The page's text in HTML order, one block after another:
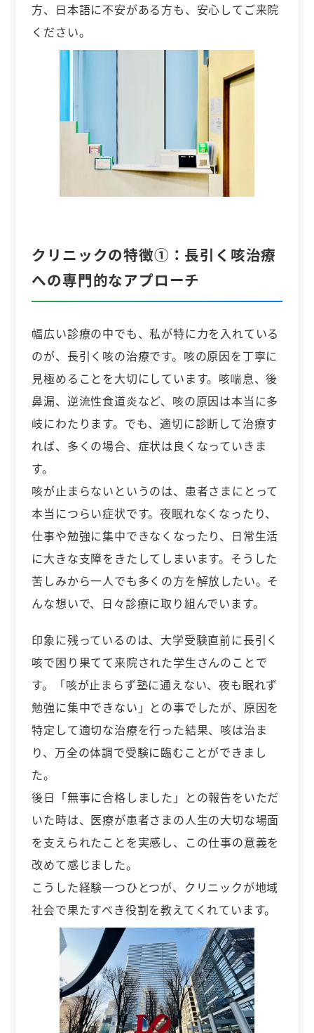
方、日本語に不安がある方も、安心してご来院
ください。
クリニックの特徴①： 長引く咳治療
への専門的なアプローチ
幅広い診療の中でも、私が特に力を入れている
のが、長引く咳の治療です。咳の原因を丁寧に
見極めることを大切にしています。咳喘息、後
鼻漏、逆流性食道炎など、咳の原因は本当に多
岐にわたります。でも、適切に診断して治療す
れば、多くの場合、症状は良くなっていきま
す。
咳が止まらないというのは、患者さまにとって
本当につらい症状です。夜眠れなくなったり、
仕事や勉強に集中できなくなったり、日常生活
に大きな支障をきたしてしまいます。そうした
苦しみから一人でも多くの方を解放したい。そ
んな想いで、日々診療に取り組んでいます。
印象に残っているのは、大学受験直前に長引く
咳で困り果てて来院された学生さんのことで
す。「咳が止まらず塾に通えない、夜も眠れず
勉強に集中できない」との事でしたが、原因を
特定して適切な治療を行った結果、咳は治ま
り、万全の体調で受験に臨むことができまし
た。
後日「無事に合格しました」との報告をいただ
いた時は、医療が患者さまの人生の大切な場面
を支えられたことを実感し、この仕事の意義を
改めて感じました。
こうした経験一つひとつが、クリニックが地域
社会で果たすべき役割を教えてくれています。